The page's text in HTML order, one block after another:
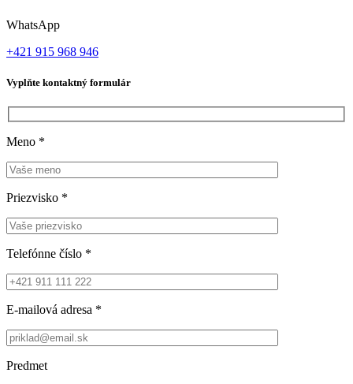
WhatsApp
+421 915 968 946
Vyplňte kontaktný formulár
Meno *
Priezvisko *
Telefónne číslo *
E-mailová adresa *
Predmet